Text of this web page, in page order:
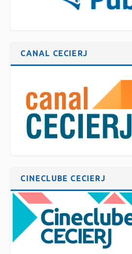
CANAL CECIERJ
CINECLUBE CECIERJ